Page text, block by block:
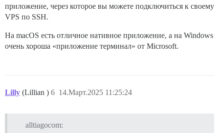
приложение, через которое вы можете подключиться к своему
VPS по SSH.
На macOS есть отличное нативное приложение, а на Windows
очень хороша «приложение терминал» от Microsoft.
Lilly (Lillian ) 14.Март.2025 11:25:24
6
alltiagocom: